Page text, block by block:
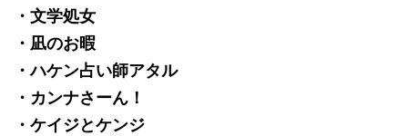
・文学処女
・凪のお暇
・ハケン占い師アタル
・カンナさーん！
・ケイジとケンジ